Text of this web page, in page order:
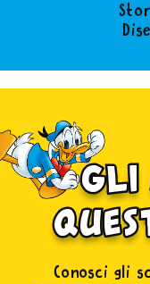
gli
Conosci gli